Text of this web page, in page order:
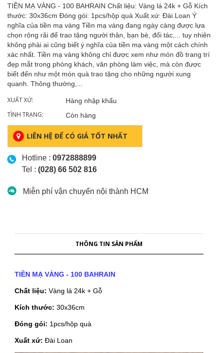
TIỀN MẠ VÀNG - 100 BAHRAIN Chất liệu: Vàng lá 24k + Gỗ Kích
thước: 30x36cm Đóng gói: 1pcs/hộp quà Xuất xứ: Đài Loan Ý
nghĩa của tiền mạ vàng Tiền mạ vàng đang ngày càng được lựa
chọn rộng rãi để trao tặng người thân, bạn bè, đối tác,... tuy nhiên
không phải ai cũng biết ý nghĩa của tiền mạ vàng một cách chính
xác nhất. Tiền mạ vàng không chỉ được xem như món đồ trang trí
đẹp mắt trong phòng khách, văn phòng làm việc, mà còn được
biết đến như một món quà trao tặng cho những người xung
quanh. Thông thường,...
XUẤT XỨ: Hàng nhập khẩu
TÌNH TRẠNG: Còn hàng
LIÊN HỆ ĐỂ CÓ GIÁ TỐT NHẤT
Hotline : 0972888899
Tel : (028) 66 502 816
Miễn phí vận chuyển nội thành HCM
THÔNG TIN SẢN PHẨM
TIỀN MẠ VÀNG - 100 BAHRAIN
Chất liệu: Vàng lá 24k + Gỗ
Kích thước: 30x36cm
Đóng gói: 1pcs/hộp quà
Xuất xứ: Đài Loan